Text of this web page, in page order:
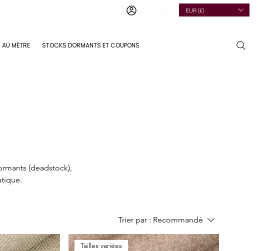
MÈTRE STOCKS DORMANTS ET COUPONS
EUR (€)
(deadstock),
Trier par : Recommandé
Tailles variées